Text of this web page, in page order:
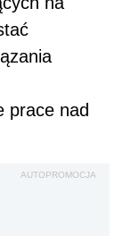
prace nad
AUTOPROMOCJA